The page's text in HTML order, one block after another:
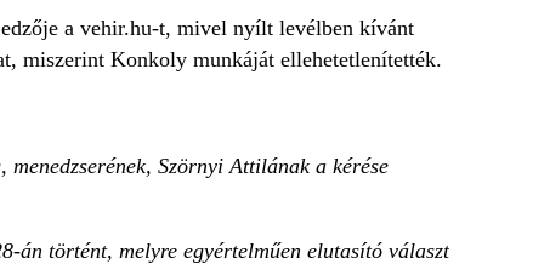
a vehir.hu-t, mivel nyílt levélben kívánt
miszerint Konkoly munkáját ellehetetlenítették.
menedzserének, Szörnyi Attilának a kérése
án történt, melyre egyértelműen elutasító választ